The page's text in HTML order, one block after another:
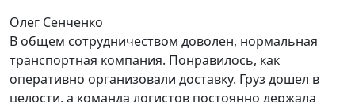
Олег Сенченко
В общем сотрудничеством доволен, нормальная
транспортная компания. Понравилось, как
оперативно организовали доставку. Груз дошел в
целости, а команда логистов постоянно держала